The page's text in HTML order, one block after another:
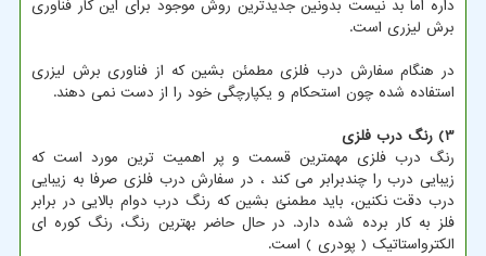
داره اما بد نیست بدونین جدیدترین روش موجود برای این کار فناوری
برش لیزری است.
در هنگام سفارش درب فلزی مطمئن بشین که از فناوری برش لیزری
استفاده شده چون استحکام و یکپارچگی خود را از دست نمی دهند.
3) رنگ درب فلزی
رنگ درب فلزی مهمترین قسمت و پر اهمیت ترین مورد است که
زیبایی درب را چندبرابر می کند ، در سفارش درب فلزی صرفا به زیبایی
درب دقت نکنین، باید مطمنئ بشین که رنگ درب دوام بالایی در برابر
فلز به کار برده شده دارد. در حال حاضر بهترین رنگ، رنگ کوره ای
الکترواستاتیک ( پودری ) است.